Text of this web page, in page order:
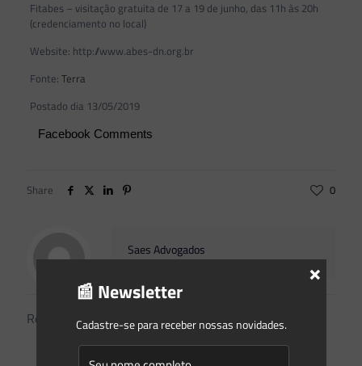
Fitabes – visitação gratuita de 17 a 19 de junho, das 11h às 20h
(credenciamento no local)
Website: http://www.abes-dn.org.br
Fonte: Terra
Postado dia 13/05/2019
Facebook Comments
Share 0
Saes Advogados
Related posts
📰 Newsletter
Cadastre-se para receber nossas novidades.
×